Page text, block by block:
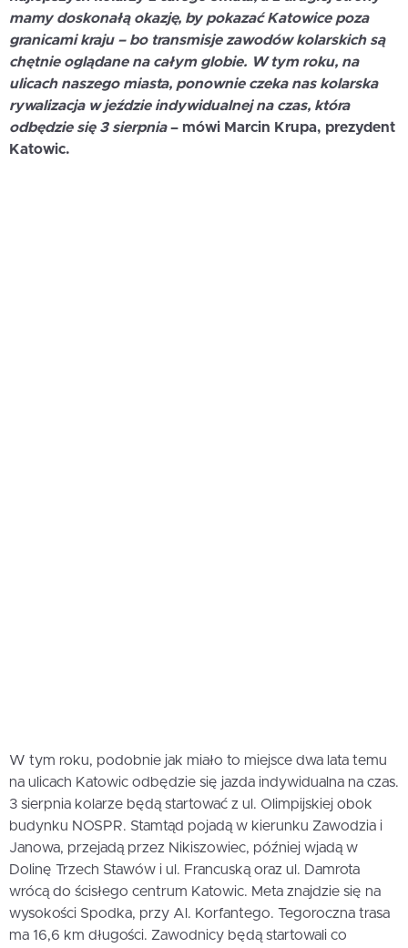
mamy doskonałą okazję, by pokazać Katowice poza
granicami kraju – bo transmisje zawodów kolarskich są
chętnie oglądane na całym globie. W tym roku, na
ulicach naszego miasta, ponownie czeka nas kolarska
rywalizacja w jeździe indywidualnej na czas, która
odbędzie się 3 sierpnia– mówi Marcin Krupa, prezydent
Katowic.
W tym roku, podobnie jak miało to miejsce dwa lata temu
na ulicach Katowic odbędzie się jazda indywidualna na czas.
3 sierpnia kolarze będą startować z ul. Olimpijskiej obok
budynku NOSPR. Stamtąd pojadą w kierunku Zawodzia i
Janowa, przejadą przez Nikiszowiec, później wjadą w
Dolinę Trzech Stawów i ul. Francuską oraz ul. Damrota
wrócą do ścisłego centrum Katowic. Meta znajdzie się na
wysokości Spodka, przy Al. Korfantego. Tegoroczna trasa
ma 16,6 km długości. Zawodnicy będą startowali co